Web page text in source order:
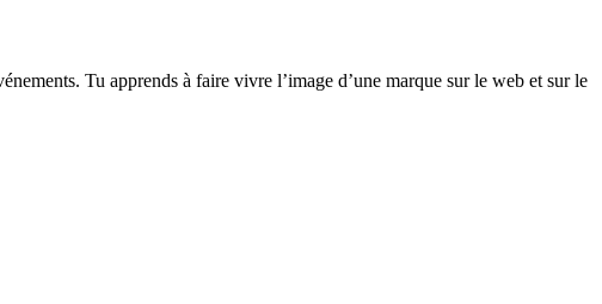
Tu apprends à faire vivre l’image d’une marque sur le web et sur le